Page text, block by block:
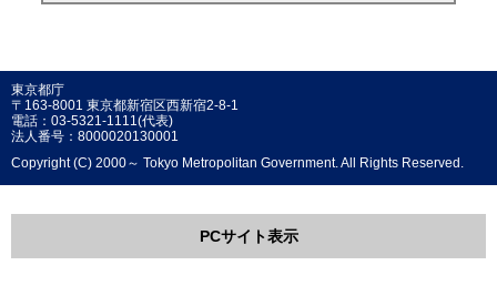
東京都庁
〒163-8001 東京都新宿区西新宿2-8-1
電話：03-5321-1111(代表)
法人番号：8000020130001
Copyright (C) 2000～ Tokyo Metropolitan Government. All Rights Reserved.
PCサイト表示